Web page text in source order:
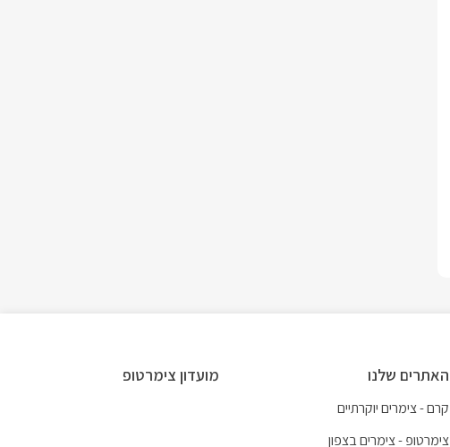
האתרים שלנו
קרם - צימרים יוקרתיים
צימרטופ - צימרים בצפון
מועדון צימרטופ